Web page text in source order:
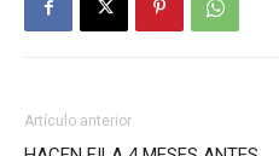
Artículo anterior